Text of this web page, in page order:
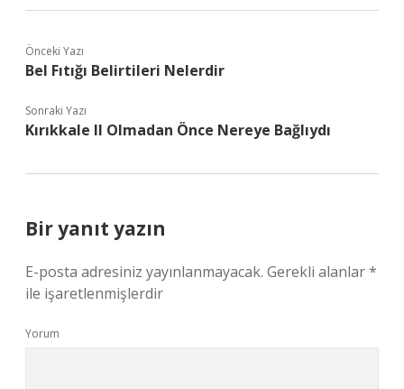
Önceki Yazı
Bel Fıtığı Belirtileri Nelerdir
Sonraki Yazı
Kırıkkale Il Olmadan Önce Nereye Bağlıydı
Bir yanıt yazın
E-posta adresiniz yayınlanmayacak. Gerekli alanlar*
ile işaretlenmişlerdir
Yorum